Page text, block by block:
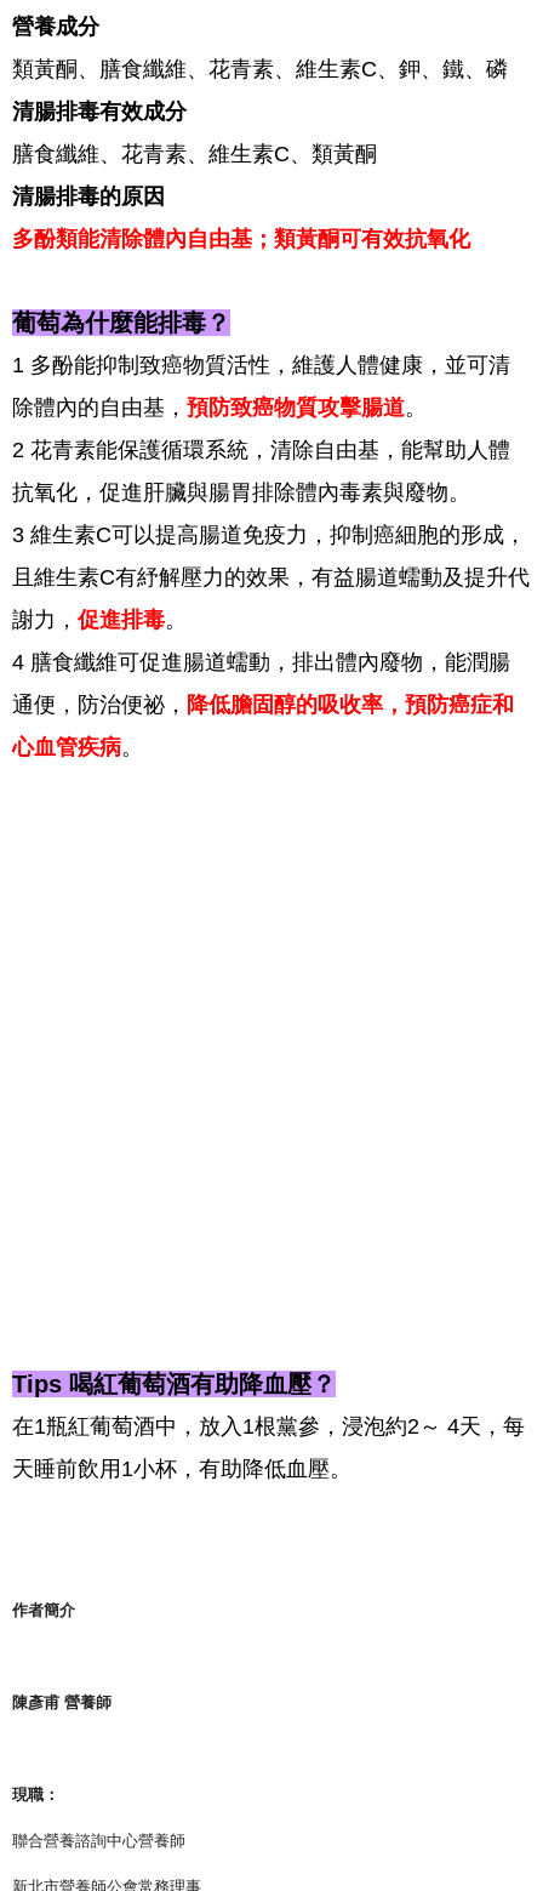
營養成分
類黃酮、膳食纖維、花青素、維生素C、鉀、鐵、磷
清腸排毒有效成分
膳食纖維、花青素、維生素C、類黃酮
清腸排毒的原因
多酚類能清除體內自由基；類黃酮可有效抗氧化
葡萄為什麼能排毒？
1 多酚能抑制致癌物質活性，維護人體健康，並可清
除體內的自由基， 預防致癌物質攻擊腸道。
2 花青素能保護循環系統，清除自由基，能幫助人體
抗氧化，促進肝臟與腸胃排除體內毒素與廢物。
3 維生素C可以提高腸道免疫力，抑制癌細胞的形成，
且維生素C有紓解壓力的效果，有益腸道蠕動及提升代
謝力，促進排毒。
4 膳食纖維可促進腸道蠕動，排出體內廢物，能潤腸
通便，防治便祕， 降低膽固醇的吸收率，預防癌症和
心血管疾病。
Tips 喝紅葡萄酒有助降血壓？
在1瓶紅葡萄酒中，放入1根黨參，浸泡約2～ 4天，每
天睡前飲用1小杯，有助降低血壓。
作者簡介
陳彥甫 營養師
現職：
聯合營養諮詢中心營養師
新北市營養師公會常務理事